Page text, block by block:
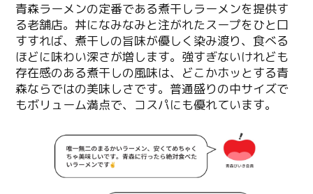
青森ラーメンの定番である煮干しラーメンを提供す
る老舗店。丼になみなみと注がれたスープをひと口
すすれば、煮干しの旨味が優しく染み渡り、食べる
ほどに味わい深さが増します。強すぎないけれども
存在感のある煮干しの風味は、どこかホッとする青
森ならではの美味しさです。普通盛りの中サイズで
もボリューム満点で、コスパにも優れています。